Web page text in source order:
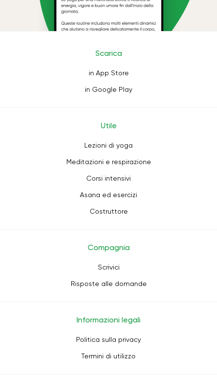
Scarica
in App Store
in Google Play
Utile
Lezioni di yoga
Meditazioni e respirazione
Corsi intensivi
Asana ed esercizi
Costruttore
Compagnia
Scrivici
Risposte alle domande
Informazioni legali
Politica sulla privacy
Termini di utilizzo